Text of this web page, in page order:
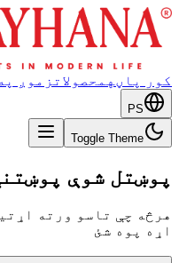
کور پاڼه محصولات زموږ
PS
Toggle Theme
پوښتل شوې
هرڅه چې تاسو ورته
اړه پوه شئ